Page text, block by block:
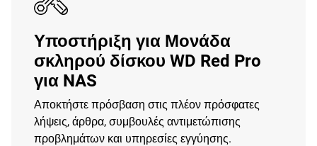
Υποστήριξη για Μονάδα
σκληρού δίσκου WD Red Pro
για NAS
Αποκτήστε πρόσβαση στις πλέον πρόσφατες
λήψεις, άρθρα, συμβουλές αντιμετώπισης
προβλημάτων και υπηρεσίες εγγύησης.